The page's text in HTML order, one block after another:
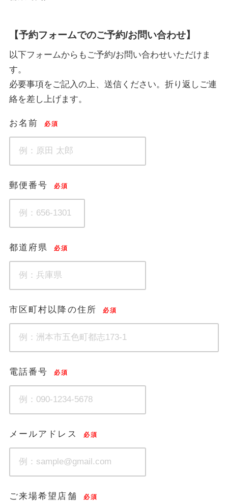
【予約フォームでのご予約/お問い合わせ】
以下フォームからもご予約/お問い合わせいただけま
す。
必要事項をご記入の上、送信ください。折り返しご連
絡を差し上げます。
お名前 必須
郵便番号 必須
都道府県 必須
市区町村以降の住所 必須
電話番号 必須
メールアドレス 必須
ご来場希望店舗 必須